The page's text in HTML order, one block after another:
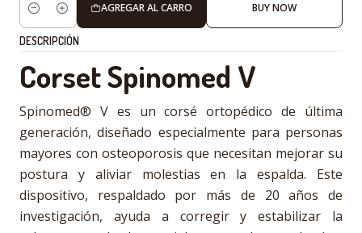
Cantidad
AGREGAR AL CARRO BUY NOW
DESCRIPCIÓN
Corset Spinomed V
Spinomed® V es un corsé ortopédico de última
generación, diseñado especialmente para personas
mayores con osteoporosis que necesitan mejorar su
postura y aliviar molestias en la espalda. Este
dispositivo, respaldado por más de 20 años de
investigación, ayuda a corregir y estabilizar la